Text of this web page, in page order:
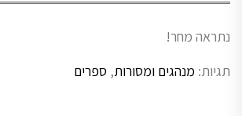
נתראה מחר!
תגיות: מנהגים ומסורות, ספרים